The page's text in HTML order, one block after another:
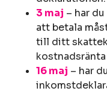
3 maj – har
att betala
till ditt
16 maj – har